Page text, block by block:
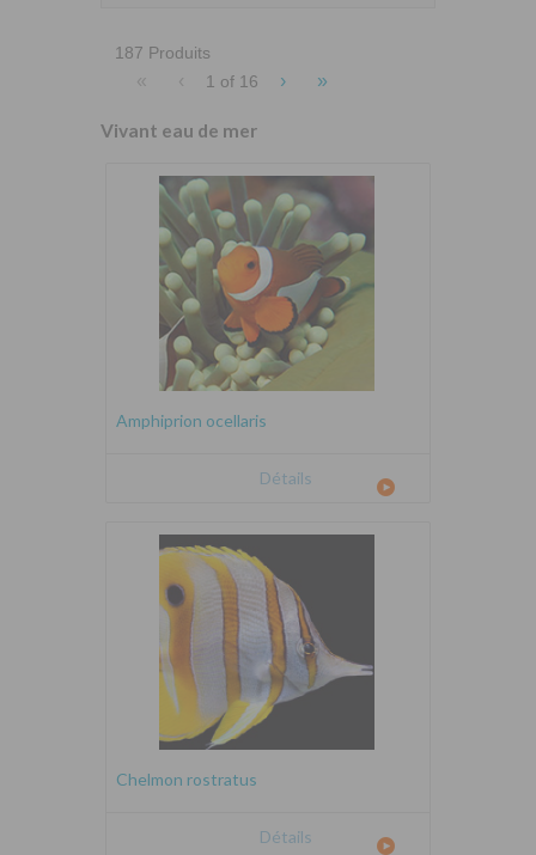
187 Produits
« ‹ 1 of 16 › »
Vivant eau de mer
Amphiprion ocellaris
Détails
Chelmon rostratus
Détails